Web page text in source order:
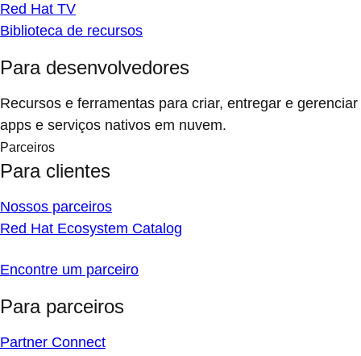
Red Hat TV
Biblioteca de recursos
Para desenvolvedores
Recursos e ferramentas para criar, entregar e gerenciar
apps e serviços nativos em nuvem.
Parceiros
Para clientes
Nossos parceiros
Red Hat Ecosystem Catalog
Encontre um parceiro
Para parceiros
Partner Connect